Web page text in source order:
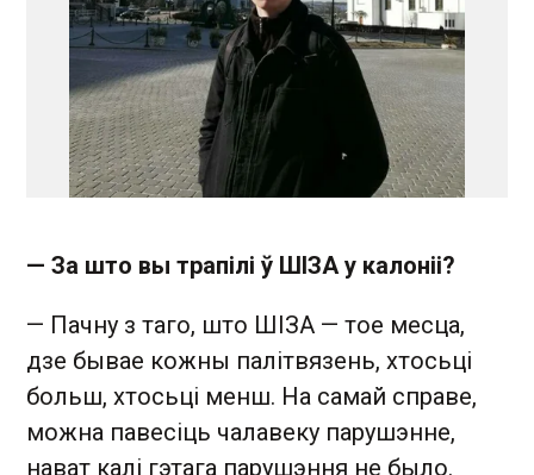
— За што вы трапілі ў ШІЗА у калоніі?
— Пачну з таго, што ШІЗА — тое месца,
дзе бывае кожны палітвязень, хтосьці
больш, хтосьці менш. На самай справе,
можна павесіць чалавеку парушэнне,
нават калі гэтага парушэння не было.